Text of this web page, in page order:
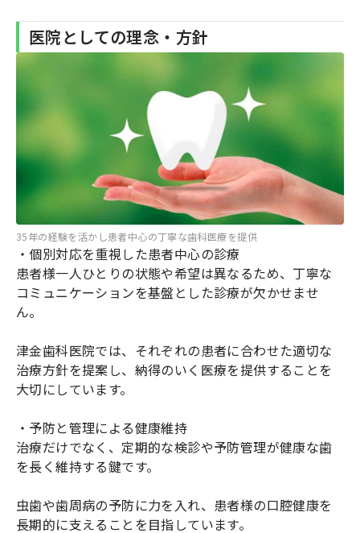
医院としての理念・方針
35年の経験を活かし患者中心の丁寧な歯科医療を提供
・個別対応を重視した患者中心の診療
患者様一人ひとりの状態や希望は異なるため、丁寧な
コミュニケーションを基盤とした診療が欠かせませ
ん。
津金歯科医院では、それぞれの患者に合わせた適切な
治療方針を提案し、納得のいく医療を提供することを
大切にしています。
・予防と管理による健康維持
治療だけでなく、定期的な検診や予防管理が健康な歯
を長く維持する鍵です。
虫歯や歯周病の予防に力を入れ、患者様の口腔健康を
長期的に支えることを目指しています。